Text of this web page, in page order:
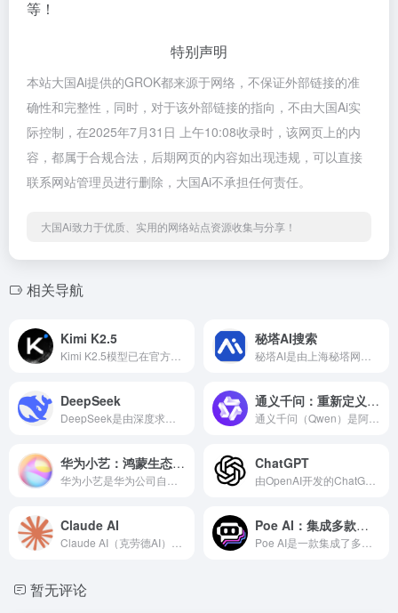
等！
特别声明
本站大国Ai提供的GROK都来源于网络，不保证外部链接的准
确性和完整性，同时，对于该外部链接的指向，不由大国Ai实
际控制，在2025年7月31日 上午10:08收录时，该网页上的内
容，都属于合规合法，后期网页的内容如出现违规，可以直接
联系网站管理员进行删除，大国Ai不承担任何责任。
大国Ai致力于优质、实用的网络站点资源收集与分享！
相关导航
Kimi K2.5 秘塔AI搜索
DeepSeek 通义千问：重新定义AI生产力的全能助手
华为小艺：鸿蒙生态下的智能交互革命 ChatGPT
Claude AI Poe AI：集成多款顶级人工智能模型（如GPT-5、Claude、Llama 2等）的智能对话平台
暂无评论